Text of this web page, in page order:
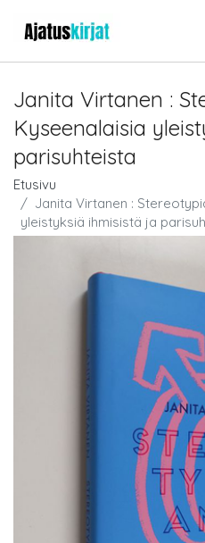
Janita Virtanen :
Kyseenalaisia
parisuhteista
Etusivu
Janita Virtanen :
yleistyksiä ihmisistä ja